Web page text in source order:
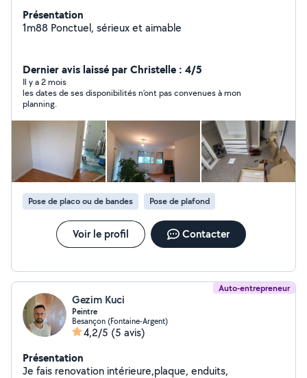
Présentation
1m88 Ponctuel, sérieux et aimable
Dernier avis laissé par Christelle : 4/5
Il y a 2 mois
les dates de ses disponibilités n’ont pas convenues à mon
planning.
Pose de placo ou de bandes Pose de plafond
Voir le profil Contacter
Auto-entrepreneur
Gezim Kuci
Peintre
Besançon (Fontaine-Argent)
4,2/5 (5 avis)
Présentation
Je fais renovation intérieure,plaque, enduits,